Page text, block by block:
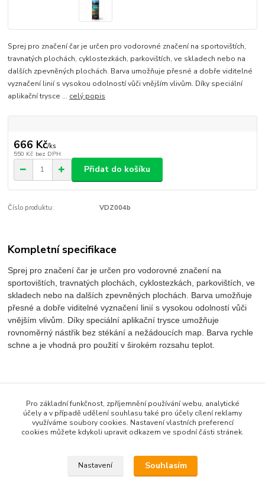
Sprej pro značení čar je určen pro vodorovné značení na sportovištích,
travnatých plochách, cyklostezkách, parkovištích, ve skladech nebo na
dalších zpevněných plochách. Barva umožňuje přesné a dobře viditelné
vyznačení linií s vysokou odolností vůči vnějším vlivům. Díky speciální
aplikační trysce ... celý popis
666 Kč/ks
550 Kč bez DPH
Přidat do košíku
Číslo produktu: VDZ004b
Kompletní specifikace
Sprej pro značení čar je určen pro vodorovné značení na
sportovištích, travnatých plochách, cyklostezkách, parkovištích, ve
skladech nebo na dalších zpevněných plochách. Barva umožňuje
přesné a dobře viditelné vyznačení linií s vysokou odolností vůči
vnějším vlivům. Díky speciální aplikační trysce umožňuje
rovnoměrný nástřik bez stékání a nežádoucích map. Barva rychle
schne a je vhodná pro použití v širokém rozsahu teplot.
Objem:750 ml
Barva:
červená
Doba schnutí:cca 15–20 minut
Životnost značení:až 12 měsíců
Aplikační teplota:od +5 °C do +50 °C
Pro základní funkčnost, zpříjemnění používání webu, analytické
účely a v případě udělení souhlasu také pro účely cílení reklamy
využíváme soubory cookies. Nastavení vlastních preferencí
cookies můžete kdykoli upravit odkazem ve spodní části stránek.
Nastavení Souhlasím